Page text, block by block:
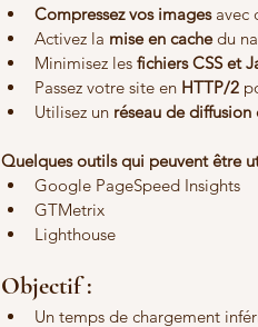
Compressez vos images avec
Activez la mise en cache du
Minimisez les fichiers CSS et
Passez votre site en HTTP/2
Utilisez un réseau de
Quelques outils qui peuvent être
Google PageSpeed Insights
GTMetrix
Lighthouse
Objectif :
Un temps de chargement